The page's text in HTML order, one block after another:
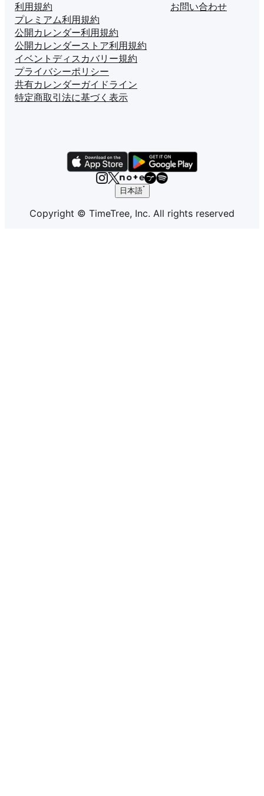
利用規約
プレミアム利用規約
公開カレンダー利用規約
公開カレンダーストア利用規約
イベントディスカバリー規約
プライバシーポリシー
共有カレンダーガイドライン
特定商取引法に基づく表示
お問い合わせ
日本語
Copyright © TimeTree, Inc. All rights reserved